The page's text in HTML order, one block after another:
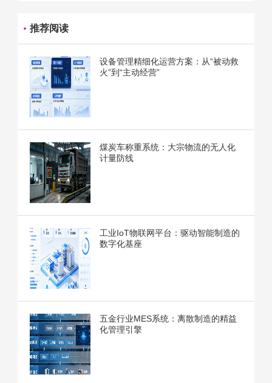
推荐阅读
设备管理精细化运营方案：从“被动救
火”到“主动经营”
煤炭车称重系统：大宗物流的无人化
计量防线
工业IoT物联网平台：驱动智能制造的
数字化基座
五金行业MES系统：离散制造的精益
化管理引擎